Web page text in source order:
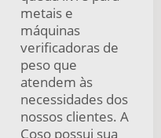
metais e
máquinas
verificadoras de
peso que
atendem às
necessidades dos
nossos clientes. A
Coso possui sua